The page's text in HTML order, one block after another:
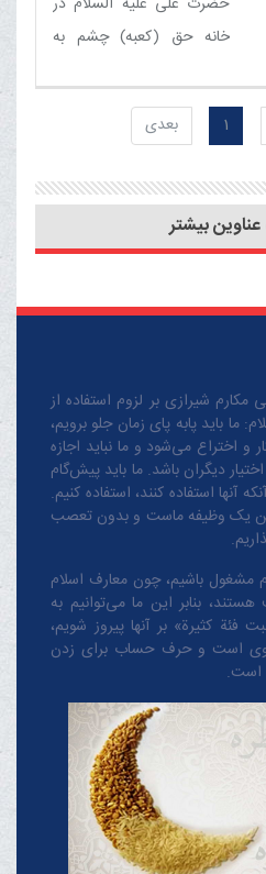
طلاب توسط حضرت
آیت الله العظمی مکارم
دفتر ایشان برگزار شد.‌
خانه حق (كعبه‏) چشم به
حق باشد
1 بعدی
بیشتر
شیرازی بر لزوم استفاده از
ما باید پابه پای زمان جلو برویم،
و اختراع می‌شود و ما نباید اجازه
دیگران باشد. ما باید پیش‌گام
آنها استفاده کنند، استفاده کنیم.
یک وظیفه ماست و بدون تعصب
مشغول باشیم، چون معارف اسلام
بنابر این ما می‌توانیم به
کثیرة» بر آنها پیروز شویم،
است و حرف حساب برای زدن
است.